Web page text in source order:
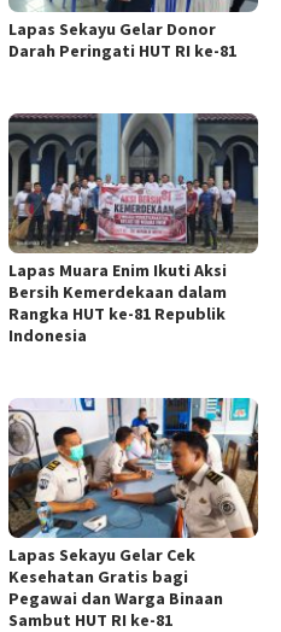
Lapas Sekayu Gelar Donor
Darah Peringati HUT RI ke-81
Lapas Muara Enim Ikuti Aksi
Bersih Kemerdekaan dalam
Rangka HUT ke-81 Republik
Indonesia
Lapas Sekayu Gelar Cek
Kesehatan Gratis bagi
Pegawai dan Warga Binaan
Sambut HUT RI ke-81